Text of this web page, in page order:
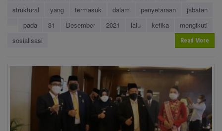
struktural
yang termasuk dalam penyetaraan
jabatan
pada
31 Desember 2021 lalu ketika
mengikuti
sosialisasi
Read More